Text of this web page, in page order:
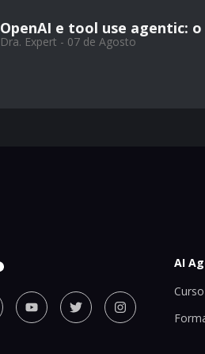
OpenAI e tool use agentic:
Dra. Expert - 07 de Agosto
AI